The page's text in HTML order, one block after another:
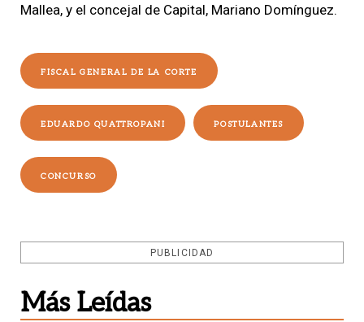
Mallea, y el concejal de Capital, Mariano Domínguez.
FISCAL GENERAL DE LA CORTE
EDUARDO QUATTROPANI POSTULANTES
CONCURSO
PUBLICIDAD
Más Leídas